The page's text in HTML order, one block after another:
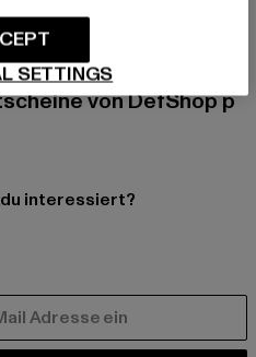
Newsletter an und
über aktuelle Tre
von DefShop p
interessiert?
SETTINGS